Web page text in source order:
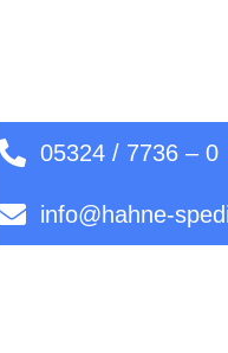
05324 / 7736 – 0
info@hahne-